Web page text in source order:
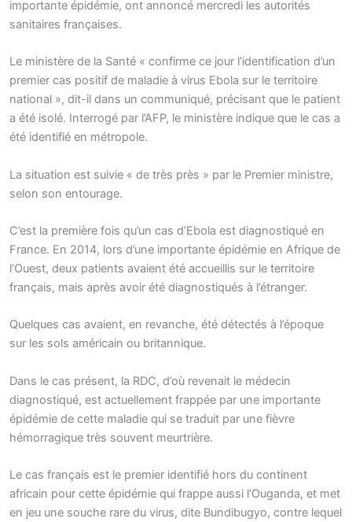
importante épidémie, ont annoncé mercredi les autorités
sanitaires françaises.
Le ministère de la Santé « confirme ce jour l’identification d’un
premier cas positif de maladie à virus Ebola sur le territoire
national », dit-il dans un communiqué, précisant que le patient
a été isolé. Interrogé par l’AFP, le ministère indique que le cas a
été identifié en métropole.
La situation est suivie « de très près » par le Premier ministre,
selon son entourage.
C’est la première fois qu’un cas d’Ebola est diagnostiqué en
France. En 2014, lors d’une importante épidémie en Afrique de
l’Ouest, deux patients avaient été accueillis sur le territoire
français, mais après avoir été diagnostiqués à l’étranger.
Quelques cas avaient, en revanche, été détectés à l’époque
sur les sols américain ou britannique.
Dans le cas présent, la RDC, d’où revenait le médecin
diagnostiqué, est actuellement frappée par une importante
épidémie de cette maladie qui se traduit par une fièvre
hémorragique très souvent meurtrière.
Le cas français est le premier identifié hors du continent
africain pour cette épidémie qui frappe aussi l’Ouganda, et met
en jeu une souche rare du virus, dite Bundibugyo, contre lequel